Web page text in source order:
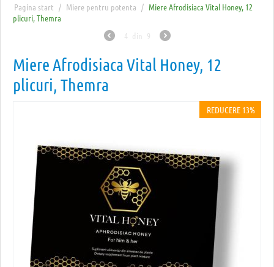
Pagina start / Miere pentru potenta / Miere Afrodisiaca Vital Honey, 12
plicuri, Themra
4 din 9
Miere Afrodisiaca Vital Honey, 12
plicuri, Themra
REDUCERE 13%